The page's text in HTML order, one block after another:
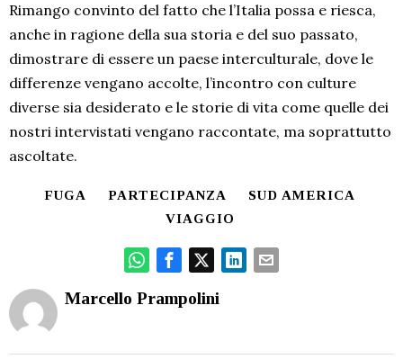
Rimango convinto del fatto che l’Italia possa e riesca,
anche in ragione della sua storia e del suo passato,
dimostrare di essere un paese interculturale, dove le
differenze vengano accolte, l’incontro con culture
diverse sia desiderato e le storie di vita come quelle dei
nostri intervistati vengano raccontate, ma soprattutto
ascoltate.
FUGA PARTECIPANZA
SUD AMERICA
VIAGGIO
Marcello Prampolini